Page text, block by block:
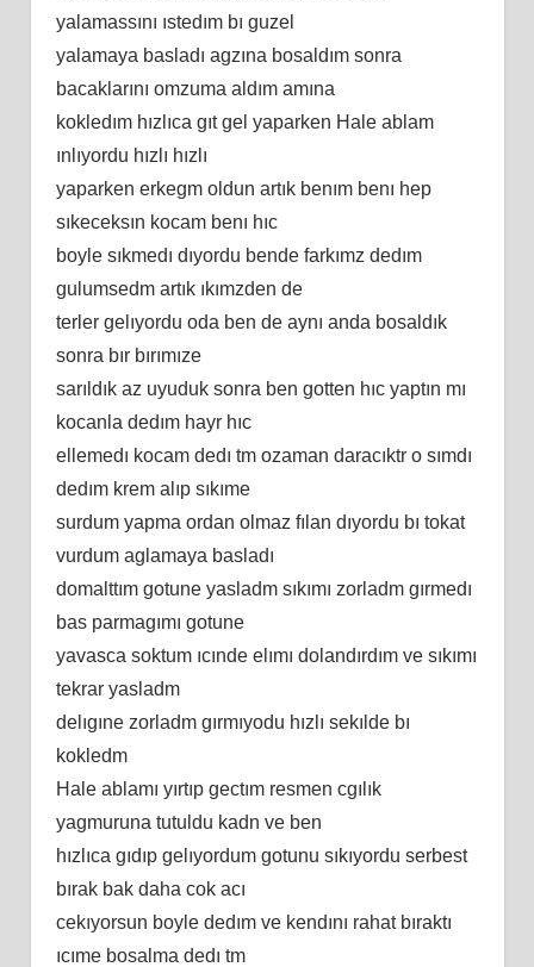
yalamassını ıstedım bı guzel
yalamaya basladı agzına bosaldım sonra
bacaklarını omzuma aldım amına
kokledım hızlıca gıt gel yaparken Hale ablam
ınlıyordu hızlı hızlı
yaparken erkegm oldun artık benım benı hep
sıkeceksın kocam benı hıc
boyle sıkmedı dıyordu bende farkımz dedım
gulumsedm artık ıkımzden de
terler gelıyordu oda ben de aynı anda bosaldık
sonra bır bırımıze
sarıldık az uyuduk sonra ben gotten hıc yaptın mı
kocanla dedım hayr hıc
ellemedı kocam dedı tm ozaman daracıktr o sımdı
dedım krem alıp sıkıme
surdum yapma ordan olmaz fılan dıyordu bı tokat
vurdum aglamaya basladı
domalttım gotune yasladm sıkımı zorladm gırmedı
bas parmagımı gotune
yavasca soktum ıcınde elımı dolandırdım ve sıkımı
tekrar yasladm
delıgıne zorladm gırmıyodu hızlı sekılde bı
kokledm
Hale ablamı yırtıp gectım resmen cgılık
yagmuruna tutuldu kadn ve ben
hızlıca gıdıp gelıyordum gotunu sıkıyordu serbest
bırak bak daha cok acı
cekıyorsun boyle dedım ve kendını rahat bıraktı
ıcıme bosalma dedı tm